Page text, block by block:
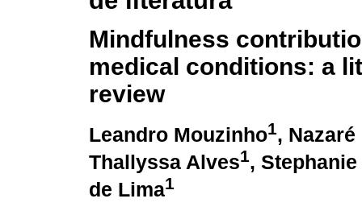
Mindfulness
medical conditions: a
review
Leandro Mouzinho1, Nazaré
Thallyssa Alves1,
de Lima1